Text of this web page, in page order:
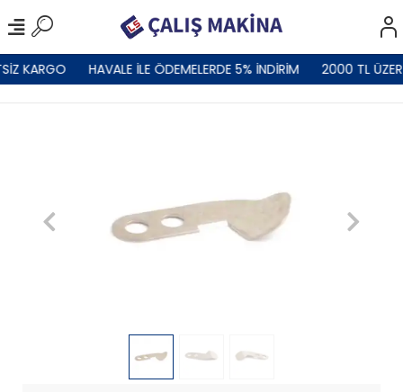
KARGO HAVALE İLE ÖDEMELERDE 5% İNDİRİM 2000 TL